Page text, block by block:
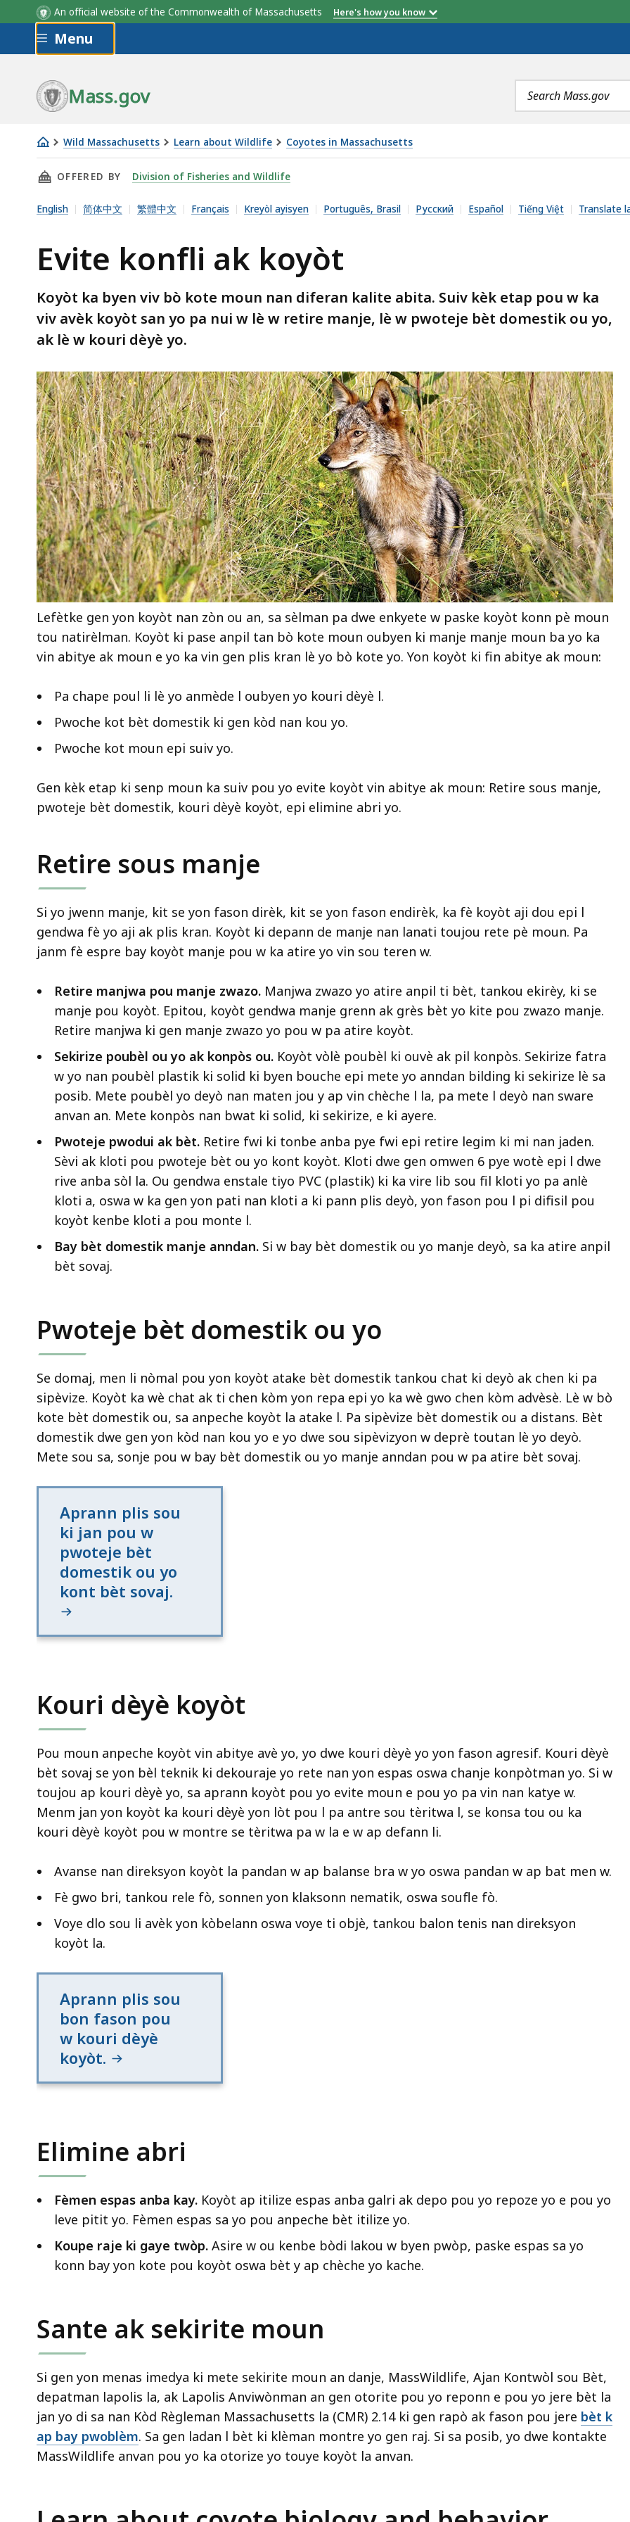
An official website of the Commonwealth of Massachusetts Here's how you know
Skip to main content
Menu
Mass.gov
Search
terms
Wild Massachusetts Learn about Wildlife Coyotes in Massachusetts
Evite
konfli
koyòt
THIS PAGE, EVITE KONFLI AK KOYÒT, IS
OFFERED BY Division of Fisheries and Wildlife
English 简体中文 繁體中文 Français Kreyòl ayisyen Português, Brasil Русский Español Tiếng Việt Translate
Evite konfli ak koyòt
Koyòt ka byen viv bò kote moun nan diferan kalite abita. Suiv kèk etap pou w ka
viv avèk koyòt san yo pa nui w lè w retire manje, lè w pwoteje bèt domestik ou yo,
ak lè w kouri dèyè yo.
Lefètke gen yon koyòt nan zòn ou an, sa sèlman pa dwe enkyete w paske koyòt konn pè moun
tou natirèlman. Koyòt ki pase anpil tan bò kote moun oubyen ki manje manje moun ba yo ka
vin abitye ak moun e yo ka vin gen plis kran lè yo bò kote yo. Yon koyòt ki fin abitye ak moun:
Pa chape poul li lè yo anmède l oubyen yo kouri dèyè l.
Pwoche kot bèt domestik ki gen kòd nan kou yo.
Pwoche kot moun epi suiv yo.
Gen kèk etap ki senp moun ka suiv pou yo evite koyòt vin abitye ak moun: Retire sous manje,
pwoteje bèt domestik, kouri dèyè koyòt, epi elimine abri yo.
Retire sous manje
Si yo jwenn manje, kit se yon fason dirèk, kit se yon fason endirèk, ka fè koyòt aji dou epi l
gendwa fè yo aji ak plis kran. Koyòt ki depann de manje nan lanati toujou rete pè moun. Pa
janm fè espre bay koyòt manje pou w ka atire yo vin sou teren w.
Retire manjwa pou manje zwazo. Manjwa zwazo yo atire anpil ti bèt, tankou ekirèy, ki se
manje pou koyòt. Epitou, koyòt gendwa manje grenn ak grès bèt yo kite pou zwazo manje.
Retire manjwa ki gen manje zwazo yo pou w pa atire koyòt.
Sekirize poubèl ou yo ak konpòs ou. Koyòt vòlè poubèl ki ouvè ak pil konpòs. Sekirize fatra
w yo nan poubèl plastik ki solid ki byen bouche epi mete yo anndan bilding ki sekirize lè sa
posib. Mete poubèl yo deyò nan maten jou y ap vin chèche l la, pa mete l deyò nan sware
anvan an. Mete konpòs nan bwat ki solid, ki sekirize, e ki ayere.
Pwoteje pwodui ak bèt. Retire fwi ki tonbe anba pye fwi epi retire legim ki mi nan jaden.
Sèvi ak kloti pou pwoteje bèt ou yo kont koyòt. Kloti dwe gen omwen 6 pye wotè epi l dwe
rive anba sòl la. Ou gendwa enstale tiyo PVC (plastik) ki ka vire lib sou fil kloti yo pa anlè
kloti a, oswa w ka gen yon pati nan kloti a ki pann plis deyò, yon fason pou l pi difisil pou
koyòt kenbe kloti a pou monte l.
Bay bèt domestik manje anndan. Si w bay bèt domestik ou yo manje deyò, sa ka atire anpil
bèt sovaj.
Pwoteje bèt domestik ou yo
Se domaj, men li nòmal pou yon koyòt atake bèt domestik tankou chat ki deyò ak chen ki pa
sipèvize. Koyòt ka wè chat ak ti chen kòm yon repa epi yo ka wè gwo chen kòm advèsè. Lè w bò
kote bèt domestik ou, sa anpeche koyòt la atake l. Pa sipèvize bèt domestik ou a distans. Bèt
domestik dwe gen yon kòd nan kou yo e yo dwe sou sipèvizyon w deprè toutan lè yo deyò.
Mete sou sa, sonje pou w bay bèt domestik ou yo manje anndan pou w pa atire bèt sovaj.
Aprann plis sou
ki jan pou w
pwoteje bèt
domestik ou yo
kont bèt sovaj.
Kouri dèyè koyòt
Pou moun anpeche koyòt vin abitye avè yo, yo dwe kouri dèyè yo yon fason agresif. Kouri dèyè
bèt sovaj se yon bèl teknik ki dekouraje yo rete nan yon espas oswa chanje konpòtman yo. Si w
toujou ap kouri dèyè yo, sa aprann koyòt pou yo evite moun e pou yo pa vin nan katye w.
Menm jan yon koyòt ka kouri dèyè yon lòt pou l pa antre sou tèritwa l, se konsa tou ou ka
kouri dèyè koyòt pou w montre se tèritwa pa w la e w ap defann li.
Avanse nan direksyon koyòt la pandan w ap balanse bra w yo oswa pandan w ap bat men w.
Fè gwo bri, tankou rele fò, sonnen yon klaksonn nematik, oswa soufle fò.
Voye dlo sou li avèk yon kòbelann oswa voye ti objè, tankou balon tenis nan direksyon
koyòt la.
Aprann plis sou
bon fason pou
w kouri dèyè
koyòt.
Elimine abri
Fèmen espas anba kay. Koyòt ap itilize espas anba galri ak depo pou yo repoze yo e pou yo
leve pitit yo. Fèmen espas sa yo pou anpeche bèt itilize yo.
Koupe raje ki gaye twòp. Asire w ou kenbe bòdi lakou w byen pwòp, paske espas sa yo
konn bay yon kote pou koyòt oswa bèt y ap chèche yo kache.
Sante ak sekirite moun
Si gen yon menas imedya ki mete sekirite moun an danje, MassWildlife, Ajan Kontwòl sou Bèt,
depatman lapolis la, ak Lapolis Anviwònman an gen otorite pou yo reponn e pou yo jere bèt la
jan yo di sa nan Kòd Règleman Massachusetts la (CMR) 2.14 ki gen rapò ak fason pou jere bèt k
ap bay pwoblèm. Sa gen ladan l bèt ki klèman montre yo gen raj. Si sa posib, yo dwe kontakte
MassWildlife anvan pou yo ka otorize yo touye koyòt la anvan.